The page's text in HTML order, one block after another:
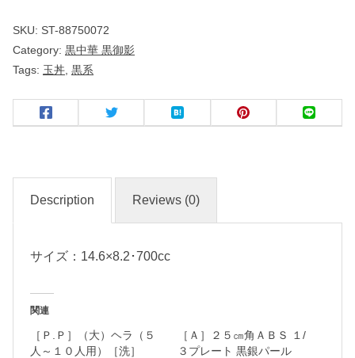
ｍ
黒
SKU: ST-88750072
Category: 黒中華 黒御影
Tags: 玉丼 黒系
Description Reviews (0)
サイズ：14.6×8.2･700cc
関連
［Ｐ.Ｐ］（大）ヘラ（５
人～１０人用）［洗］
［Ａ］２５㎝角ＡＢＳ １/
３プレート 黒銀パール